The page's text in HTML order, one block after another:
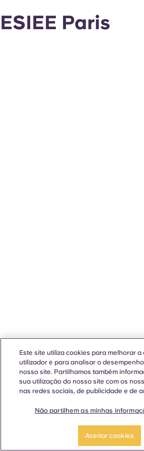
ESIEE Paris
Este site utiliza cookies para melhorar
utilizador e para analisar o
nosso site. Partilhamos também
sua utilização do nosso site com os
nas redes sociais, de publicidade e de
Não partilhem as minhas
Aceitar cookies